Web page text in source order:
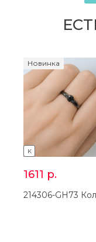
K
Новинка
1611 р.
214306-GH73